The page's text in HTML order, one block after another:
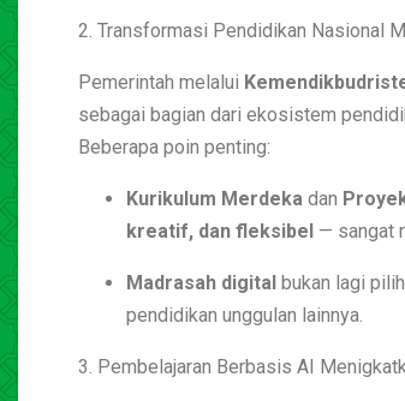
2. Transformasi Pendidikan Nasional
Pemerintah melalui
sebagai bagian dari ekosistem
Beberapa poin penting:
Kurikulum Merdeka dan
kreatif, dan fleksibel — sangat
Madrasah digital bukan lagi
pendidikan unggulan lainnya.
3. Pembelajaran Berbasis AI